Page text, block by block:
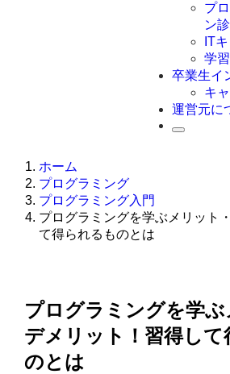
プ
ン
IT
学
卒業生イ
キ
運営元に
ホーム
プログラミング
プログラミング入門
プログラミングを学ぶメリット
て得られるものとは
プログラミングを学ぶ
デメリット！習得して
のとは